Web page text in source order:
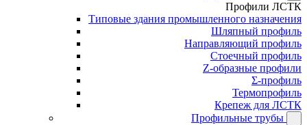
Профили ЛСТК
Типовые здания промышленного назначения
Шляпный профиль
Направляющий профиль
Стоечный профиль
Z-образные профили
Σ-профиль
Термопрофиль
Крепеж для ЛСТК
Профильные трубы